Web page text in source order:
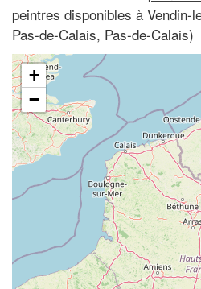
peintres disponibles à Vendin-
Pas-de-Calais, Pas-de-Calais)
+
−